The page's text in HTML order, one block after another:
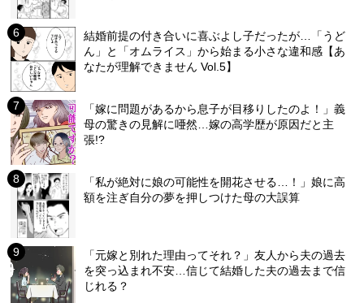
結婚前提の付き合いに喜ぶよし子だったが…「うど
ん」と「オムライス」から始まる小さな違和感【あ
なたが理解できません Vol.5】
「嫁に問題があるから息子が目移りしたのよ！」義
母の驚きの見解に唖然…嫁の高学歴が原因だと主
張!?
「私が絶対に娘の可能性を開花させる…！」娘に高
額を注ぎ自分の夢を押しつけた母の大誤算
「元嫁と別れた理由ってそれ？」友人から夫の過去
を突っ込まれ不安…信じて結婚した夫の過去まで信
じれる？